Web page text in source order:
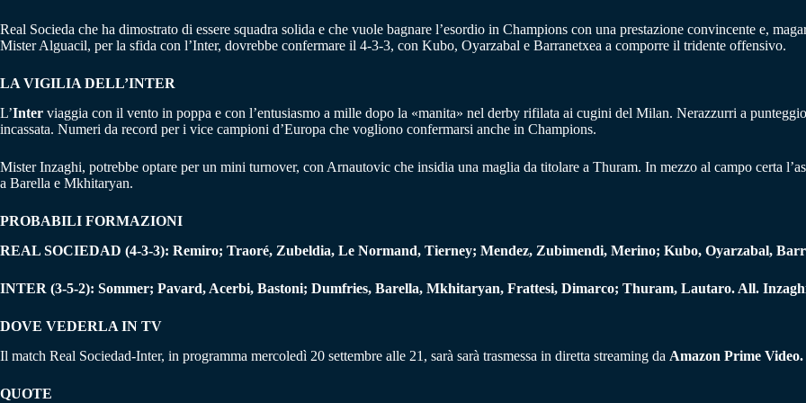
Real Socieda che ha dimostrato di essere squadra solida e che vuole bagnare l’esordio in Champions con una prestazione convincente e,
Mister Alguacil, per la sfida con l’Inter, dovrebbe confermare il 4-3-3, con Kubo, Oyarzabal e Barranetxea a comporre il tridente offensivo.
LA VIGILIA DELL’INTER
L’Inter viaggia con il vento in poppa e con l’entusiasmo a mille dopo la «manita» nel derby rifilata ai cugini del Milan. Nerazzurri a
incassata. Numeri da record per i vice campioni d’Europa che vogliono confermarsi anche in Champions.
Mister Inzaghi, potrebbe optare per un mini turnover, con Arnautovic che insidia una maglia da titolare a Thuram. In mezzo al campo certa
a Barella e Mkhitaryan.
PROBABILI FORMAZIONI
REAL SOCIEDAD (4-3-3): Remiro; Traoré, Zubeldia, Le Normand, Tierney; Mendez, Zubimendi, Merino; Kubo, Oyarzabal,
INTER (3-5-2): Sommer; Pavard, Acerbi, Bastoni; Dumfries, Barella, Mkhitaryan, Frattesi, Dimarco; Thuram, Lautaro. All.
DOVE VEDERLA IN TV
Il match Real Sociedad-Inter, in programma mercoledì 20 settembre alle 21, sarà sarà trasmessa in diretta streaming da Amazon Prime Video.
QUOTE